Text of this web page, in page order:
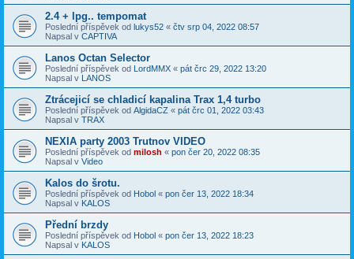
2.4 + lpg.. tempomat
Poslední příspěvek od lukys52 « čtv srp 04, 2022 08:57
Napsal v CAPTIVA
Lanos Octan Selector
Poslední příspěvek od LordMMX « pát črc 29, 2022 13:20
Napsal v LANOS
Ztrácejicí se chladicí kapalina Trax 1,4 turbo
Poslední příspěvek od AlgidaCZ « pát črc 01, 2022 03:43
Napsal v TRAX
NEXIA party 2003 Trutnov VIDEO
Poslední příspěvek od milosh « pon čer 20, 2022 08:35
Napsal v Video
Kalos do šrotu.
Poslední příspěvek od Hobol « pon čer 13, 2022 18:34
Napsal v KALOS
Přední brzdy
Poslední příspěvek od Hobol « pon čer 13, 2022 18:23
Napsal v KALOS